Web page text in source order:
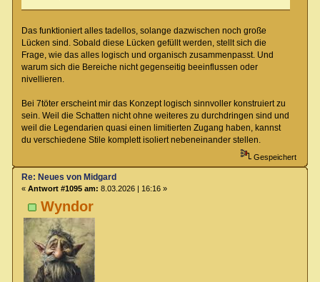
Das funktioniert alles tadellos, solange dazwischen noch große
Lücken sind. Sobald diese Lücken gefüllt werden, stellt sich die
Frage, wie das alles logisch und organisch zusammenpasst. Und
warum sich die Bereiche nicht gegenseitig beeinflussen oder
nivellieren.
Bei 7töter erscheint mir das Konzept logisch sinnvoller konstruiert zu
sein. Weil die Schatten nicht ohne weiteres zu durchdringen sind und
weil die Legendarien quasi einen limitierten Zugang haben, kannst
du verschiedene Stile komplett isoliert nebeneinander stellen.
Gespeichert
Wyndor
Re: Neues von Midgard
« Antwort #1095 am: 8.03.2026 | 16:16 »